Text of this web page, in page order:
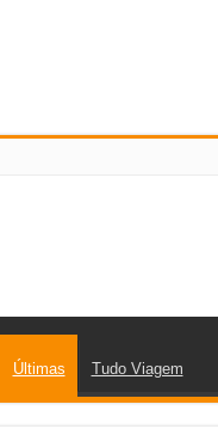
Últimas Tudo Viagem